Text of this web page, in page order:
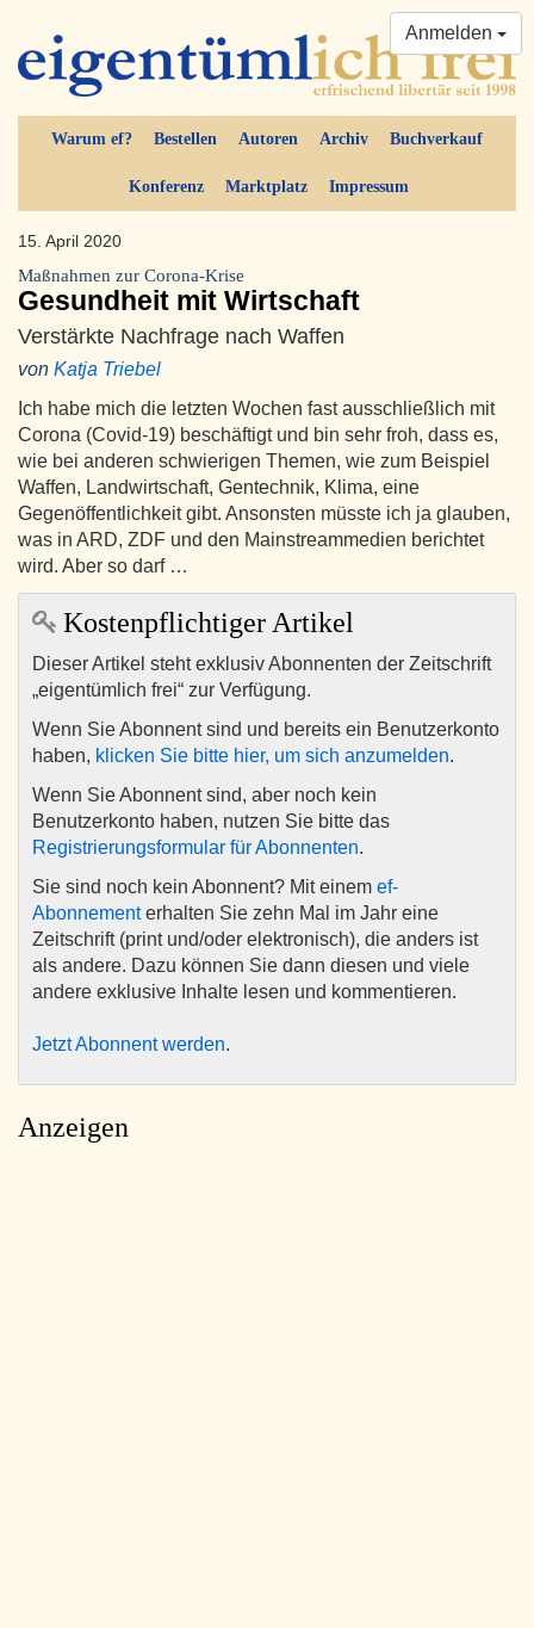
Warum ef? Bestellen Autoren Archiv Buchverkauf
Konferenz Marktplatz Impressum
Anmelden
15. April 2020
Maßnahmen zur Corona-Krise
Gesundheit mit Wirtschaft
Verstärkte Nachfrage nach Waffen
von Katja Triebel
Ich habe mich die letzten Wochen fast ausschließlich mit
Corona (Covid-19) beschäftigt und bin sehr froh, dass es,
wie bei anderen schwierigen Themen, wie zum Beispiel
Waffen, Landwirtschaft, Gentechnik, Klima, eine
Gegenöffentlichkeit gibt. Ansonsten müsste ich ja glauben,
was in ARD, ZDF und den Mainstreammedien berichtet
wird. Aber so darf …
Kostenpflichtiger Artikel
Dieser Artikel steht exklusiv Abonnenten der Zeitschrift
„eigentümlich frei“ zur Verfügung.
Wenn Sie Abonnent sind und bereits ein Benutzerkonto
haben, klicken Sie bitte hier, um sich anzumelden.
Wenn Sie Abonnent sind, aber noch kein
Benutzerkonto haben, nutzen Sie bitte das
Registrierungsformular für Abonnenten.
Sie sind noch kein Abonnent? Mit einem ef-
Abonnementerhalten Sie zehn Mal im Jahr eine
Zeitschrift (print und/oder elektronisch), die anders ist
als andere. Dazu können Sie dann diesen und viele
andere exklusive Inhalte lesen und kommentieren.
Jetzt Abonnent werden.
Anzeigen